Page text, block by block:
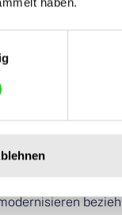
Sie planen einen